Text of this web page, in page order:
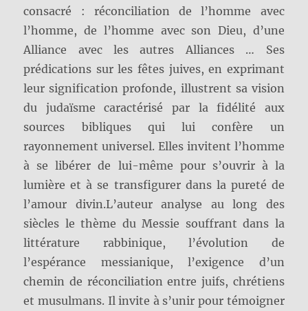
consacré : réconciliation de l’homme avec
l’homme, de l’homme avec son Dieu, d’une
Alliance avec les autres Alliances … Ses
prédications sur les fêtes juives, en exprimant
leur signification profonde, illustrent sa vision
du judaïsme caractérisé par la fidélité aux
sources bibliques qui lui confère un
rayonnement universel. Elles invitent l’homme
à se libérer de lui-même pour s’ouvrir à la
lumière et à se transfigurer dans la pureté de
l’amour divin.L’auteur analyse au long des
siècles le thème du Messie souffrant dans la
littérature rabbinique, l’évolution de
l’espérance messianique, l’exigence d’un
chemin de réconciliation entre juifs, chrétiens
et musulmans. Il invite à s’unir pour témoigner